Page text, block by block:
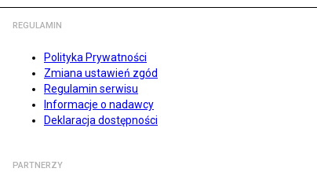
REGULAMIN
Polityka Prywatności
Zmiana ustawień zgód
Regulamin serwisu
Informacje o nadawcy
Deklaracja dostępności
PARTNERZY